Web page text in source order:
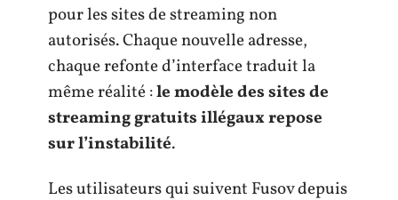
pour les sites de streaming non
autorisés. Chaque nouvelle adresse,
chaque refonte d’interface traduit la
même réalité :le modèle des sites de
streaming gratuits illégaux repose
sur l’instabilité.
Les utilisateurs qui suivent Fusov depuis